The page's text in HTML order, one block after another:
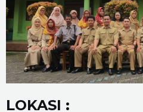
LOKASI :